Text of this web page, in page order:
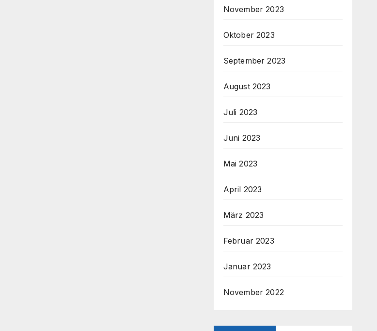
November 2023
Oktober 2023
September 2023
August 2023
Juli 2023
Juni 2023
Mai 2023
April 2023
März 2023
Februar 2023
Januar 2023
November 2022